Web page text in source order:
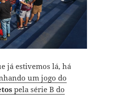
já estivemos lá, há
um jogo do
pela série B do